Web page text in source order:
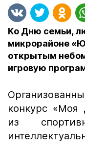
Ко Дню семьи,
микрорайоне
открытым
игровую
конкурс «Моя
из